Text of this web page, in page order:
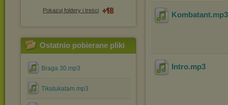
Pokazuj foldery i treści
Ostatnio pobierane pliki
Braga 30.mp3
Tikatukatam.mp3
Kombatant
Intro.mp3